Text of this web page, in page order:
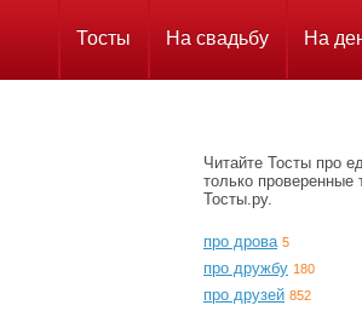
Тосты На свадьбу На
Читайте Тосты про
только проверенные
Тосты.ру.
про дрова 5
про дружбу 180
про друзей 852